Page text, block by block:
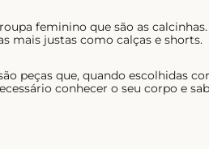
feminino que são as
mais justas como calças e shorts.
peças que, quando escolhidas
conhecer o seu corpo e